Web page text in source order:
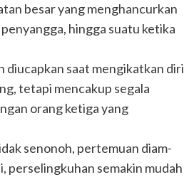
besar yang menghancurkan
hingga suatu ketika
diucapkan saat mengikatkan diri
tetapi mencakup segala
orang ketiga yang
senonoh, pertemuan diam-
perselingkuhan semakin mudah